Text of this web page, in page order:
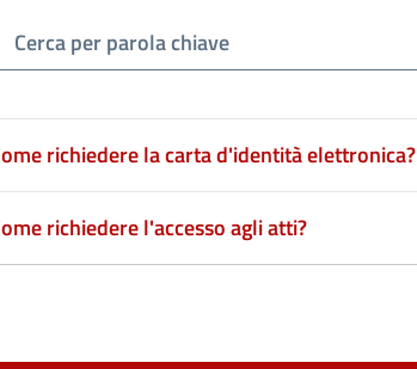
richiedere la carta d'identità elettronica?
richiedere l'accesso agli atti?